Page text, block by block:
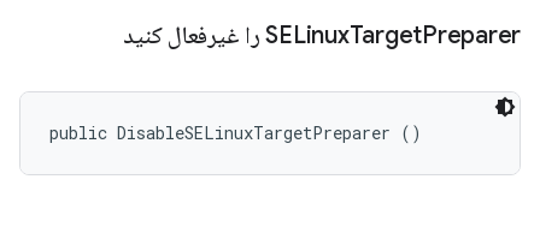
SELinuxTargetPreparer را غیرفعال کنید
public DisableSELinuxTargetPreparer ()